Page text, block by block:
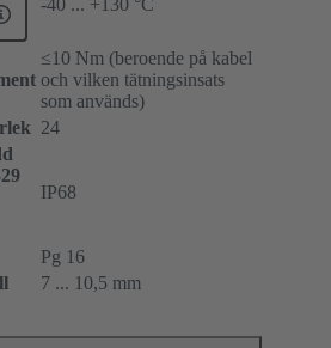
≤10 Nm (beroende på kabel
och vilken tätningsinsats
som används)
24
IP68
Pg 16
7 ... 10,5 mm